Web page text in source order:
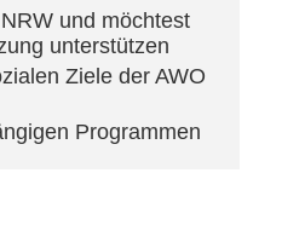
und möchtest
unterstützen
Ziele der AWO
Programmen